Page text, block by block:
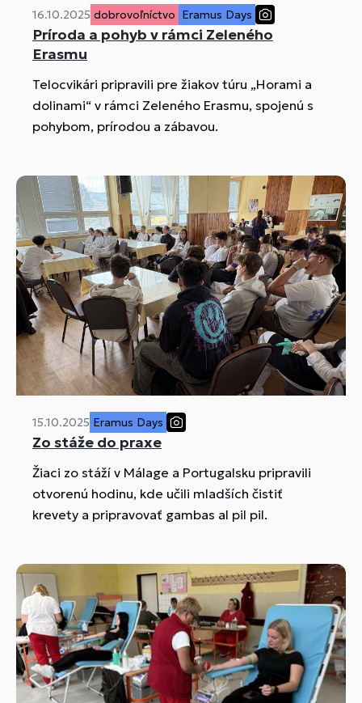
16.10.2025 dobrovoľníctvo Eramus Days
Príroda a pohyb v rámci Zeleného
Erasmu
Telocvikári pripravili pre žiakov túru „Horami a
dolinami“ v rámci Zeleného Erasmu, spojenú s
pohybom, prírodou a zábavou.
15.10.2025 Eramus Days
Zo stáže do praxe
Žiaci zo stáží v Málage a Portugalsku pripravili
otvorenú hodinu, kde učili mladších čistiť
krevety a pripravovať gambas al pil pil.